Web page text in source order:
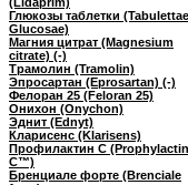
Глюкозы таблетки (Tabulettae
Glucosae)
Магния цитрат (Magnesium
citrate) (-)
Трамолин (Tramolin)
Эпросартан (Eprosartan) (-)
Фелоран 25 (Feloran 25)
Онихон (Onychon)
Эднит (Ednyt)
Кларисенс (Klarisens)
Профилактин С (Prophylactin
C™)
Бренциале форте (Brenciale